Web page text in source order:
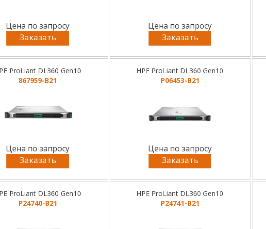
Цена по запросу
Заказать
Цена по запросу
Заказать
ProLiant DL360 Gen10
867959-B21
Цена по запросу
Заказать
HPE ProLiant DL360 Gen10
P06453-B21
Цена по запросу
Заказать
ProLiant DL360 Gen10
P24740-B21
HPE ProLiant DL360 Gen10
P24741-B21